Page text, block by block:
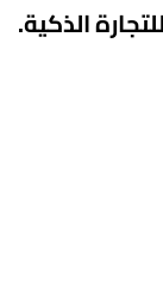
الذكية.